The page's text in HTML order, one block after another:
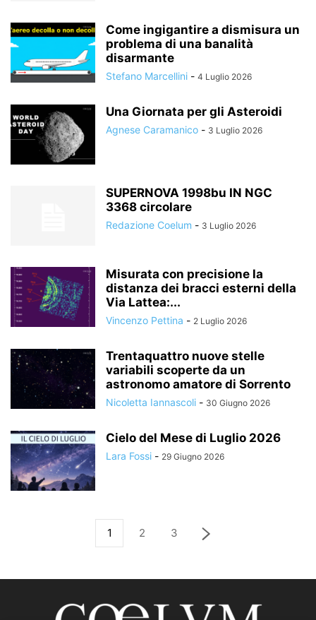
Come ingigantire a dismisura un
problema di una banalità
disarmante
Stefano Marcellini - 4 Luglio 2026
Una Giornata per gli Asteroidi
Agnese Caramanico - 3 Luglio 2026
SUPERNOVA 1998bu IN NGC
3368 circolare
Redazione Coelum - 3 Luglio 2026
Misurata con precisione la
distanza dei bracci esterni della
Via Lattea:...
Vincenzo Pettina - 2 Luglio 2026
Trentaquattro nuove stelle
variabili scoperte da un
astronomo amatore di Sorrento
Nicoletta Iannascoli - 30 Giugno 2026
Cielo del Mese di Luglio 2026
Lara Fossi - 29 Giugno 2026
1 2 3